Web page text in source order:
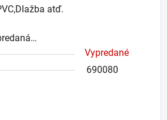
atď.
Vypredané
690080